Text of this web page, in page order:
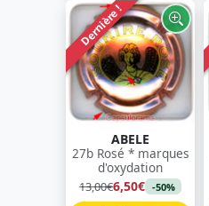
Dernière !
ABELE
27b Rosé * marques
d'oxydation
13,00€6,50€ -50%